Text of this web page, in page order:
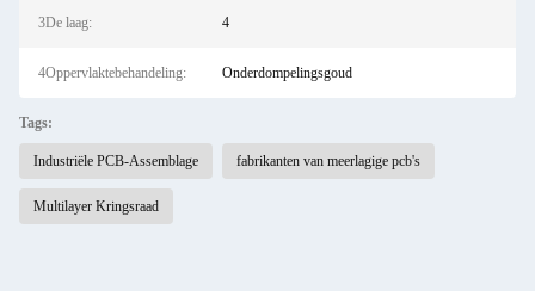
3De laag: 4
4Oppervlaktebehandeling: Onderdompelingsgoud
Tags:
Industriële PCB-Assemblage fabrikanten van meerlagige pcb's
Multilayer Kringsraad